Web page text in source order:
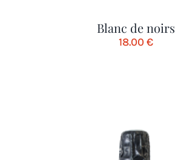
Blanc de noirs
18.00 €